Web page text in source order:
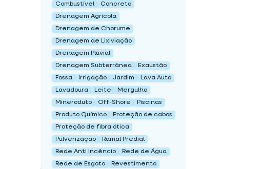
Combustível
Concreto
Drenagem Agrícola
Drenagem de Chorume
Drenagem de Lixiviação
Drenagem Plúvial
Drenagem Subterrânea
Exaustão
Fossa
Irrigação Jardim
Lava Auto
Lavadoura
Leite
Mergulho
Mineroduto
Off-Shore
Piscinas
Produto Químico
Proteção de cabos
Proteção de fibra ótica
Pulverização
Ramal Predial
Rede Anti Incêncio
Rede de Água
Rede de Esgoto
Revestimento